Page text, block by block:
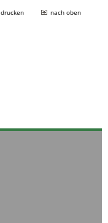
drucken nach oben